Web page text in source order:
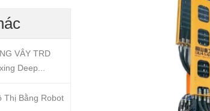
VÂY TRD
Deep...
Thị Bằng Robot